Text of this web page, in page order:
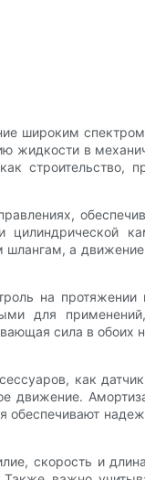
широким
жидкости в
строительство,
а
на
для
сила в обоих
как
движение.
обеспечивают
скорость и